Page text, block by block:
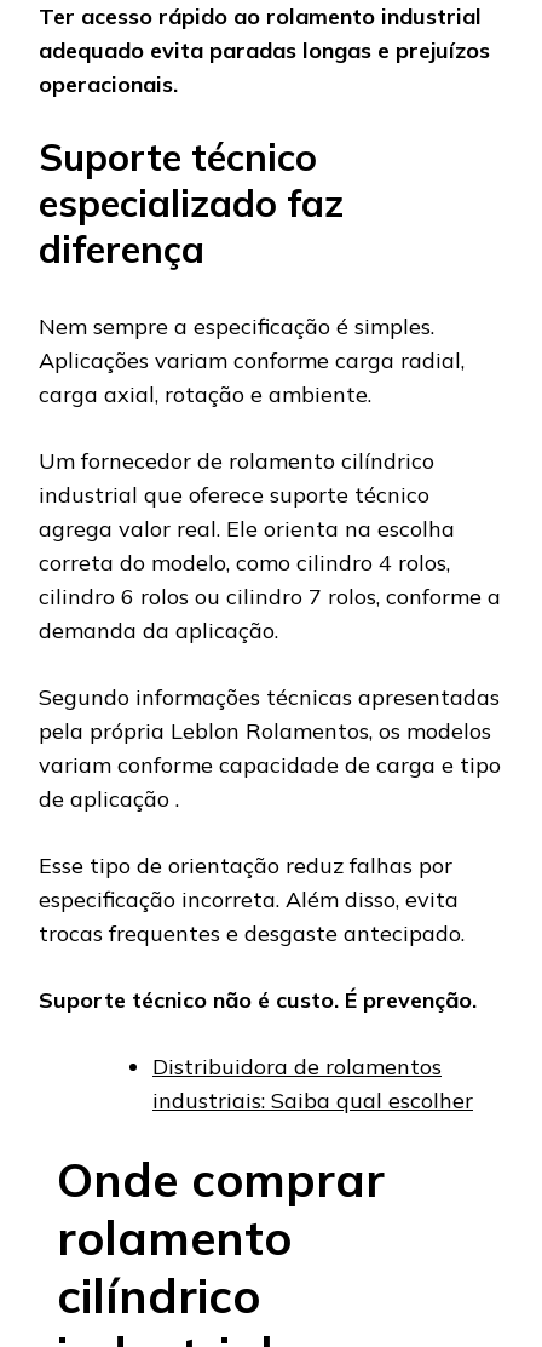
Ter acesso rápido ao rolamento industrial
adequado evita paradas longas e prejuízos
operacionais.
Suporte técnico
especializado faz
diferença
Nem sempre a especificação é simples.
Aplicações variam conforme carga radial,
carga axial, rotação e ambiente.
Um fornecedor de rolamento cilíndrico
industrial que oferece suporte técnico
agrega valor real. Ele orienta na escolha
correta do modelo, como cilindro 4 rolos,
cilindro 6 rolos ou cilindro 7 rolos, conforme a
demanda da aplicação.
Segundo informações técnicas apresentadas
pela própria Leblon Rolamentos, os modelos
variam conforme capacidade de carga e tipo
de aplicação .
Esse tipo de orientação reduz falhas por
especificação incorreta. Além disso, evita
trocas frequentes e desgaste antecipado.
Suporte técnico não é custo. É prevenção.
Distribuidora de rolamentos
industriais: Saiba qual escolher
Onde comprar
rolamento
cilíndrico